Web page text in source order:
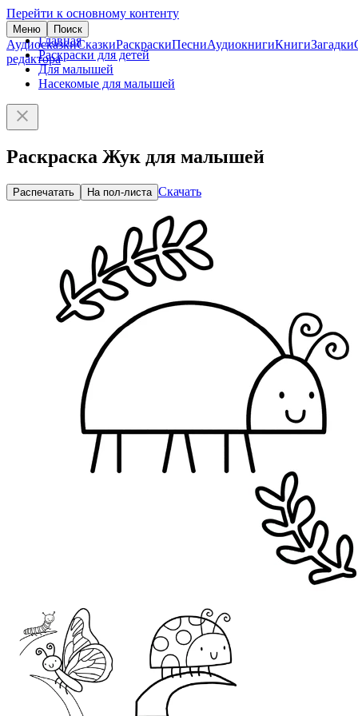
Перейти к основному контенту
Меню Поиск
АудиосказкиСказкиРаскраскиПесниАудиокнигиКнигиЗагадки
редактора
Главная
Раскраски для детей
Для малышей
Насекомые для малышей
Раскраска Жук для малышей
Распечатать На пол-листа Скачать